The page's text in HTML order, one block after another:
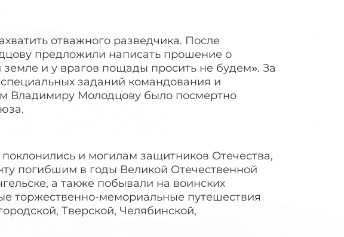
отважного разведчика. После
предложили написать прошение о
и у врагов пощады просить не будем». За
заданий командования и
Владимиру Молодцову было посмертно
и могилам защитников Отечества,
погибшим в годы Великой Отечественной
а также побывали на воинских
торжественно-мемориальные путешествия
Тверской, Челябинской,